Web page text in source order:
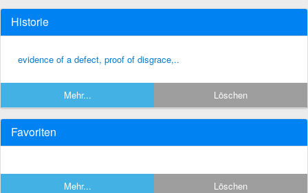
Historie
evidence of a defect, proof of disgrace,..
Mehr... Löschen
Favoriten
Mehr... Löschen